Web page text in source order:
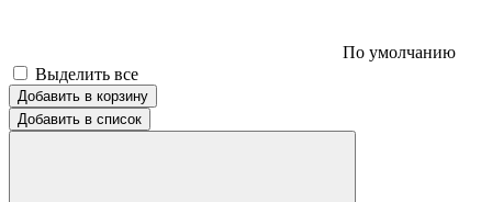
По умолчанию
Выделить все
Добавить в корзину
Добавить в список